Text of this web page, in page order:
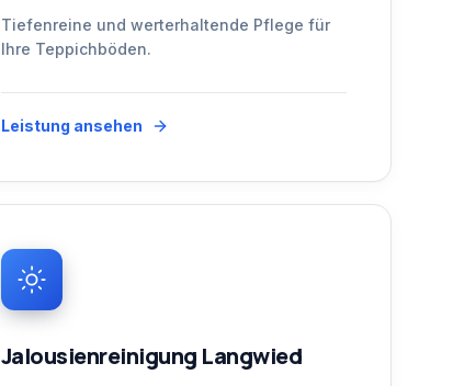
Tiefenreine und werterhaltende Pflege für
Ihre Teppichböden.
Leistung ansehen
Jalousienreinigung Langwied